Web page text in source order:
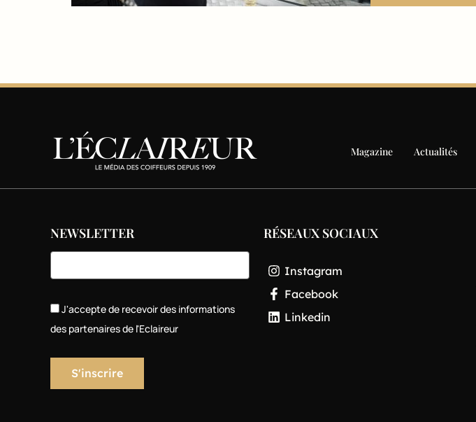
Magazine Actualités
NEWSLETTER
J'accepte de recevoir des informations
des partenaires de l'Eclaireur
RÉSEAUX SOCIAUX
Instagram
Facebook
Linkedin